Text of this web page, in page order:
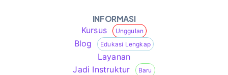
INFORMASI
Kursus Unggulan
Blog Edukasi Lengkap
Layanan
Jadi Instruktur
Baru